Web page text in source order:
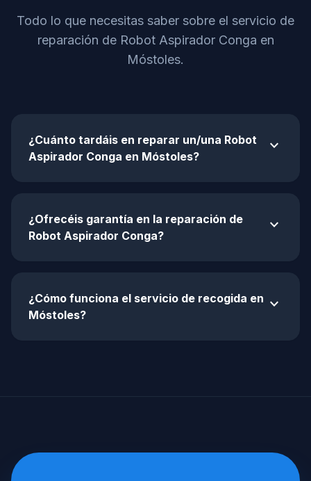
Todo lo que necesitas saber sobre el servicio de
reparación de Robot Aspirador Conga en
Móstoles.
¿Cuánto tardáis en reparar un/una Robot
Aspirador Conga en Móstoles?
expand_more
¿Ofrecéis garantía en la reparación de
Robot Aspirador Conga?
expand_more
¿Cómo funciona el servicio de recogida en
Móstoles?
expand_more